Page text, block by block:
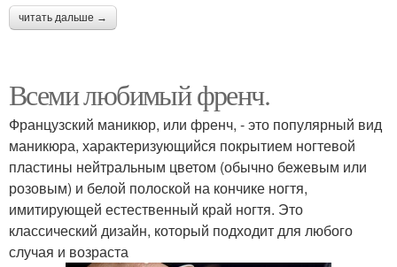
читать дальше →
Всеми любимый френч.
Французский маникюр, или френч, - это популярный вид
маникюра, характеризующийся покрытием ногтевой
пластины нейтральным цветом (обычно бежевым или
розовым) и белой полоской на кончике ногтя,
имитирующей естественный край ногтя. Это
классический дизайн, который подходит для любого
случая и возраста